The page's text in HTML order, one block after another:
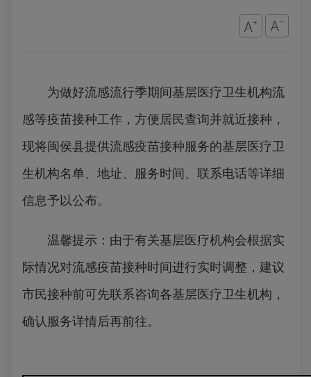
为做好流感流行季期间基层医疗卫生机构流
感等疫苗接种工作，方便居民查询并就近接种，
现将闽侯县提供流感疫苗接种服务的基层医疗卫
生机构名单、地址、服务时间、联系电话等详细
信息予以公布。
温馨提示：由于有关基层医疗机构会根据实
际情况对流感疫苗接种时间进行实时调整，建议
市民接种前可先联系咨询各基层医疗卫生机构，
确认服务详情后再前往。